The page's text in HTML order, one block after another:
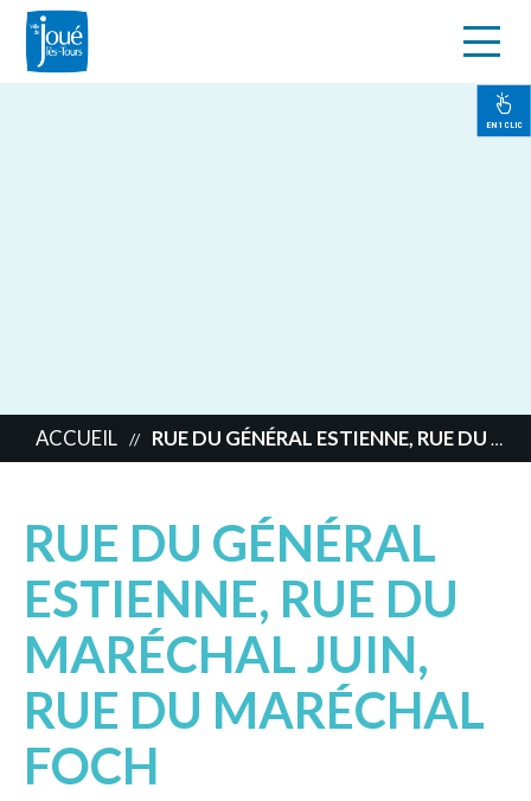
EN 1 CLIC
ACCUEIL // RUE DU GÉNÉRAL ESTIENNE, RUE DU MARÉCHAL JUIN, RUE DU MARÉCHAL FOCH
RUE DU GÉNÉRAL
ESTIENNE, RUE DU
MARÉCHAL JUIN,
RUE DU MARÉCHAL
FOCH